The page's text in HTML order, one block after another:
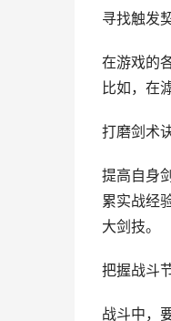
寻找触发
在游戏的
比如，在
打磨剑术
提高自身
累实战经
大剑技。
把握战斗
战斗中，